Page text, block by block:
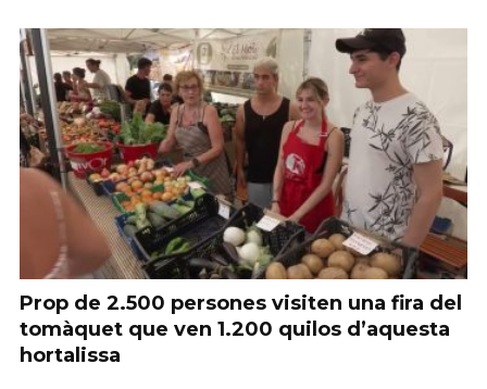
Prop de 2.500 persones visiten una fira del
tomàquet que ven 1.200 quilos d’aquesta
hortalissa